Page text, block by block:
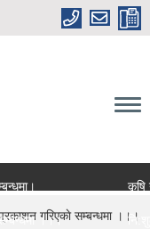
कृषि
।।।
गरिएकाे सम्बन्धमा ।।।